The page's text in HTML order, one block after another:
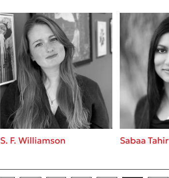
S. F. Williamson Sabaa Tahir